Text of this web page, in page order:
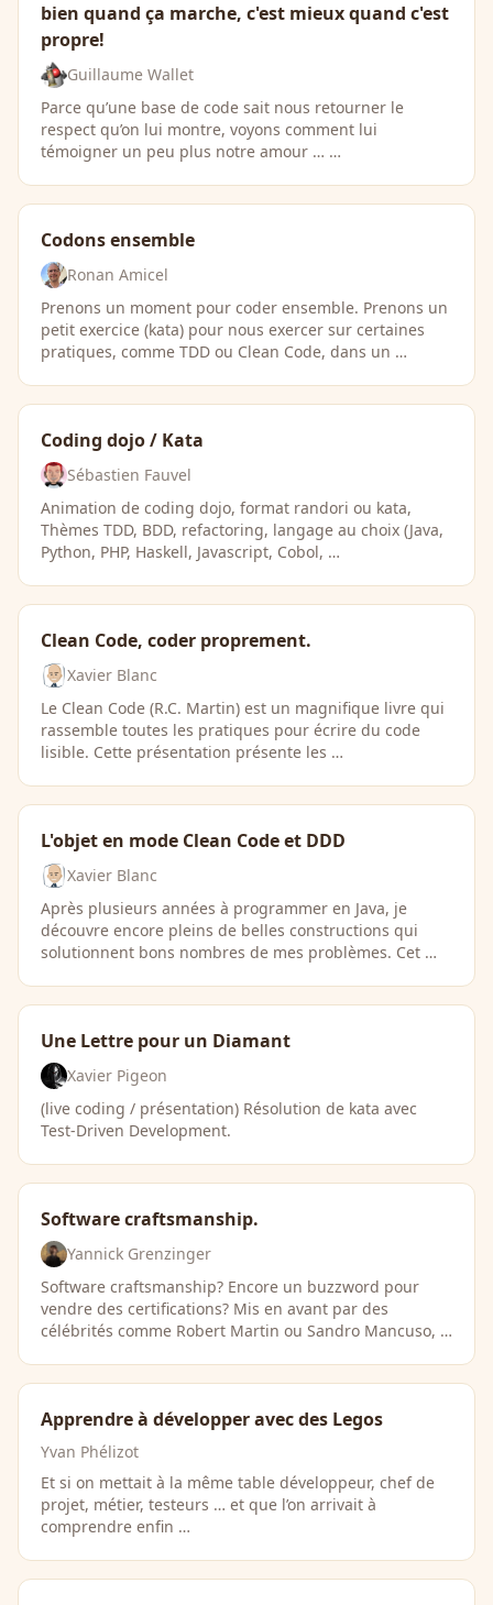
bien quand ça marche, c'est mieux quand c'est
propre!
Guillaume Wallet
Parce qu’une base de code sait nous retourner le
respect qu’on lui montre, voyons comment lui
témoigner un peu plus notre amour … …
Codons ensemble
Ronan Amicel
Prenons un moment pour coder ensemble. Prenons un
petit exercice (kata) pour nous exercer sur certaines
pratiques, comme TDD ou Clean Code, dans un …
Coding dojo / Kata
Sébastien Fauvel
Animation de coding dojo, format randori ou kata,
Thèmes TDD, BDD, refactoring, langage au choix (Java,
Python, PHP, Haskell, Javascript, Cobol, …
Clean Code, coder proprement.
Xavier Blanc
Le Clean Code (R.C. Martin) est un magnifique livre qui
rassemble toutes les pratiques pour écrire du code
lisible. Cette présentation présente les …
L'objet en mode Clean Code et DDD
Xavier Blanc
Après plusieurs années à programmer en Java, je
découvre encore pleins de belles constructions qui
solutionnent bons nombres de mes problèmes. Cet …
Une Lettre pour un Diamant
Xavier Pigeon
(live coding / présentation) Résolution de kata avec
Test-Driven Development.
Software craftsmanship.
Yannick Grenzinger
Software craftsmanship? Encore un buzzword pour
vendre des certifications? Mis en avant par des
célébrités comme Robert Martin ou Sandro Mancuso, …
Apprendre à développer avec des Legos
Yvan Phélizot
Et si on mettait à la même table développeur, chef de
projet, métier, testeurs … et que l’on arrivait à
comprendre enfin …